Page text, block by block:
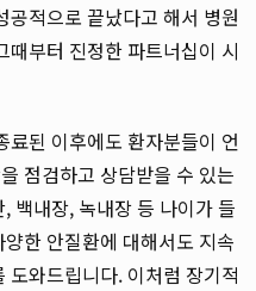
적으로 끝났다고 해서 병원
부터 진정한 파트너십이 시
된 이후에도 환자분들이 언
점검하고 상담받을 수 있는
백내장, 녹내장 등 나이가 들
한 안질환에 대해서도 지속
와드립니다. 이처럼 장기적